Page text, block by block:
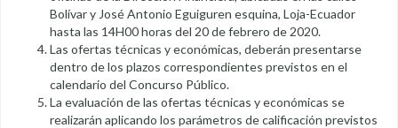
Bolívar y José Antonio Eguiguren esquina, Loja-Ecuador
hasta las 14H00 horas del 20 de febrero de 2020.
Las ofertas técnicas y económicas, deberán presentarse
dentro de los plazos correspondientes previstos en el
calendario del Concurso Público.
La evaluación de las ofertas técnicas y económicas se
realizarán aplicando los parámetros de calificación previstos